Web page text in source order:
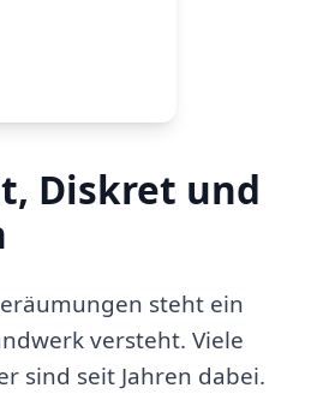
Diskret und
steht ein
versteht. Viele
sind seit Jahren dabei.